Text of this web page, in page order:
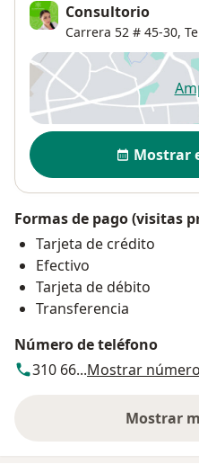
Consultorio
Carrera 52 # 45-30,
Disponibilidad
Mostrar
Formas de pago (visitas
Tarjeta de crédito
Efectivo
Tarjeta de débito
Transferencia
Número de teléfono
310 66...Mostrar
Mostrar